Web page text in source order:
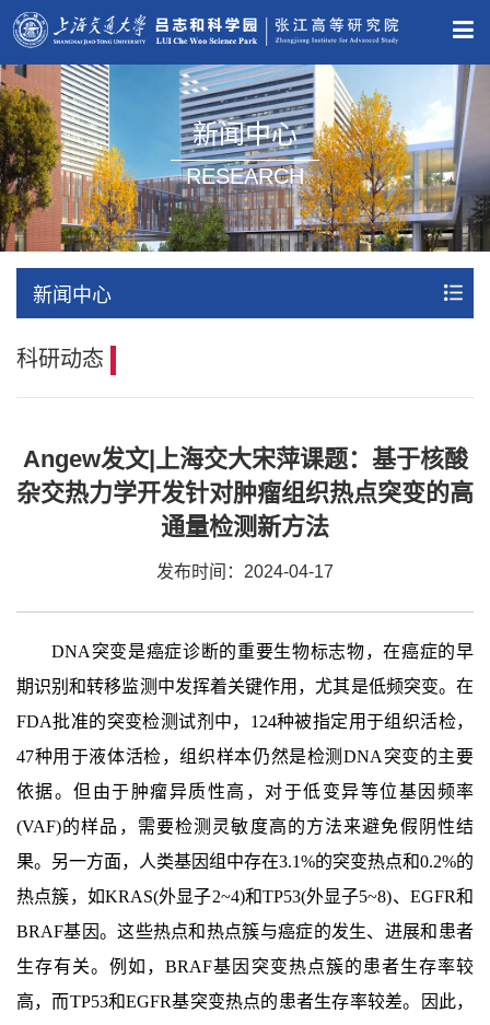
新闻中心
RESEARCH
新闻中心
科研动态
Angew发文|上海交大宋萍课题：基于核酸
杂交热力学开发针对肿瘤组织热点突变的高
通量检测新方法
发布时间：2024-04-17
DNA突变是癌症诊断的重要生物标志物，在癌症的早
期识别和转移监测中发挥着关键作用，尤其是低频突变。在
FDA批准的突变检测试剂中，124种被指定用于组织活检，
47种用于液体活检，组织样本仍然是检测DNA突变的主要
依据。但由于肿瘤异质性高，对于低变异等位基因频率
(VAF)的样品，需要检测灵敏度高的方法来避免假阴性结
果。另一方面，人类基因组中存在3.1%的突变热点和0.2%的
热点簇，如KRAS(外显子2~4)和TP53(外显子5~8)、EGFR和
BRAF基因。这些热点和热点簇与癌症的发生、进展和患者
生存有关。例如，BRAF基因突变热点簇的患者生存率较
高，而TP53和EGFR基突变热点的患者生存率较差。因此，